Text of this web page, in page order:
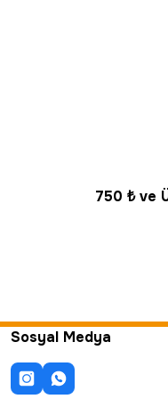
750 ₺ ve
Sosyal Medya